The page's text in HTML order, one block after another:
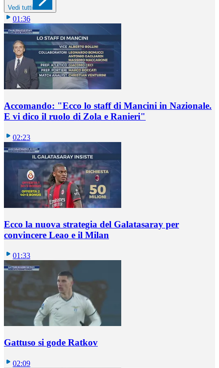
Vedi tutti
01:36
Accomando: "Ecco lo staff di Mancini in Nazionale.
E vi dico il ruolo di Zola e Ranieri"
02:23
Ecco la nuova strategia del Galatasaray per
convincere Leao e il Milan
01:33
Gattuso si gode Ratkov
02:09